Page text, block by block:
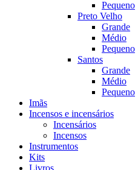
Pequeno
Preto Velho
Grande
Médio
Pequeno
Santos
Grande
Médio
Pequeno
Imãs
Incensos e incensários
Incensários
Incensos
Instrumentos
Kits